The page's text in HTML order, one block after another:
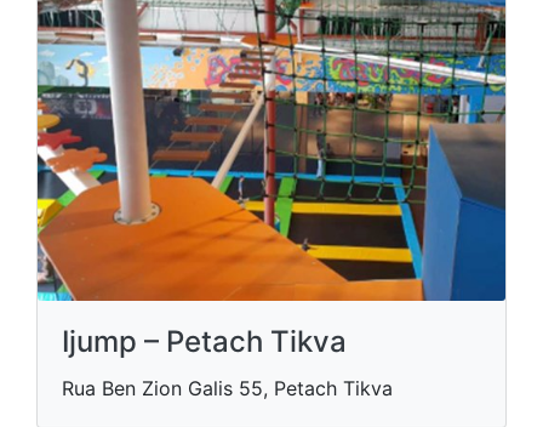
Ijump – Petach Tikva
Rua Ben Zion Galis 55, Petach Tikva